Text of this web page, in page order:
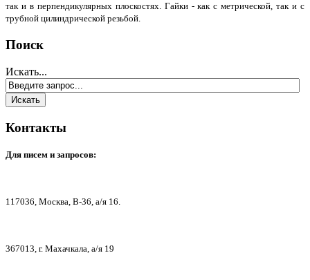
так и в перпендикулярных плоскостях. Гайки - как с метрической, так и с
трубной цилиндрической резьбой.
Поиск
Искать...
Контакты
Для писем и запросов:
117036, Москва, В-36, а/я 16.
367013, г. Махачкала, а/я 19